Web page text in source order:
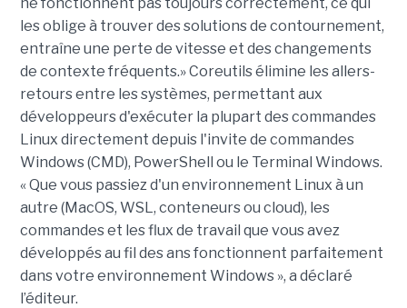
les oblige à trouver des solutions de contournement,
entraîne une perte de vitesse et des changements
de contexte fréquents.» Coreutils élimine les allers-
retours entre les systèmes, permettant aux
développeurs d'exécuter la plupart des commandes
Linux directement depuis l'invite de commandes
Windows (CMD), PowerShell ou le Terminal Windows.
« Que vous passiez d'un environnement Linux à un
autre (MacOS, WSL, conteneurs ou cloud), les
commandes et les flux de travail que vous avez
développés au fil des ans fonctionnent parfaitement
dans votre environnement Windows », a déclaré
l’éditeur.